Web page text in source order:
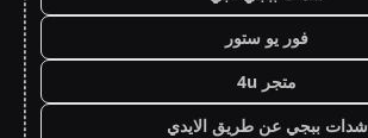
فور يو ستور
متجر 4u
شدات ببجي عن طريق الايدي